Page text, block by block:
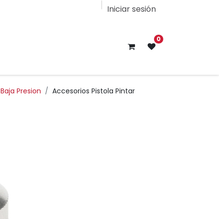
Iniciar sesión
0
Presion Accesorios Pistola Pintar